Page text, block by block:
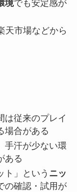
境でも安定感が
天市場などから
は従来のプレイ
場合がある
手汗が少ない環
ある
ト」という ニッ
の確認・試用が